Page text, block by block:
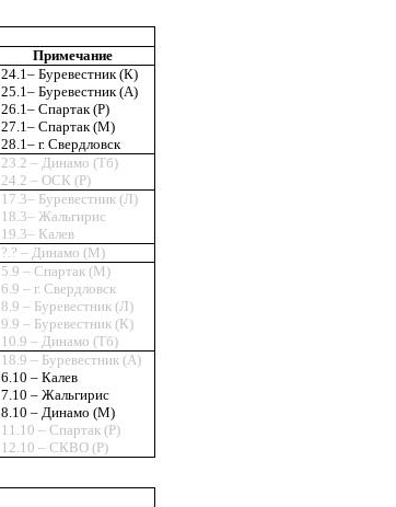
Примечание
24.1– Буревестник (К)
25.1– Буревестник (А)
26.1– Спартак (Р)
27.1– Спартак (М)
28.1– г. Свердловск
23.2 – Динамо (Тб)
24.2 – ОСК (Р)
17.3– Буревестник (Л)
18.3– Жальгирис
19.3– Калев
?.? – Динамо (М)
5.9 – Спартак (М)
6.9 – г. Свердловск
8.9 – Буревестник (Л)
9.9 – Буревестник (К)
10.9 – Динамо (Тб)
18.9 – Буревестник (А)
6.10 – Калев
7.10 – Жальгирис
8.10 – Динамо (М)
11.10 – Спартак (Р)
12.10 – СКВО (Р)